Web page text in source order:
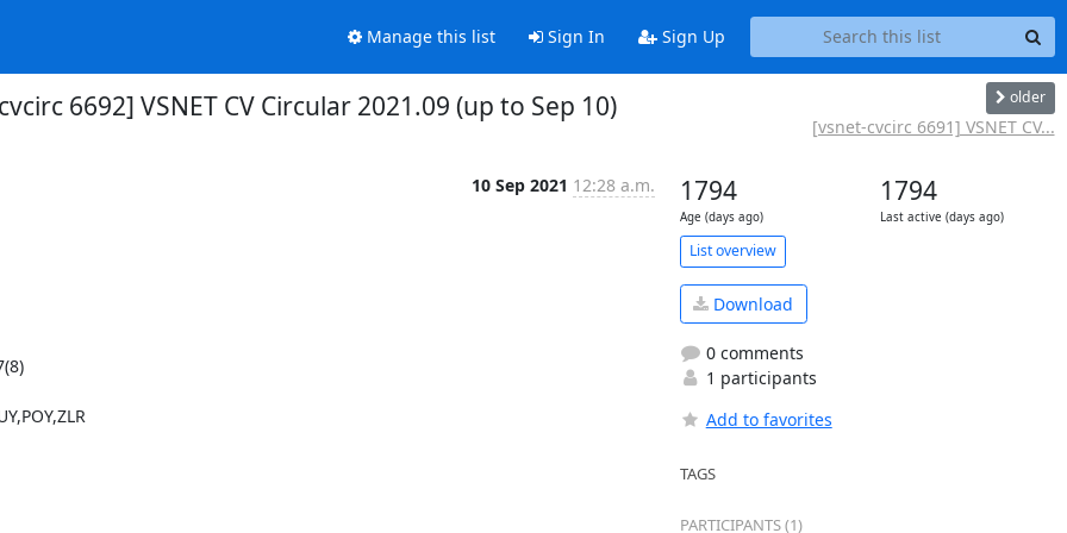
Manage this list Sign In Sign Up
6692] VSNET CV Circular 2021.09 (up to Sep 10) older
[vsnet-cvcirc 6691] VSNET CV...
10 Sep 2021 12:28 a.m. 1794
Age (days ago)
1794
Last active (days ago)
List overview
Download
0 comments
1 participants
Add to favorites
TAGS
PARTICIPANTS (1)